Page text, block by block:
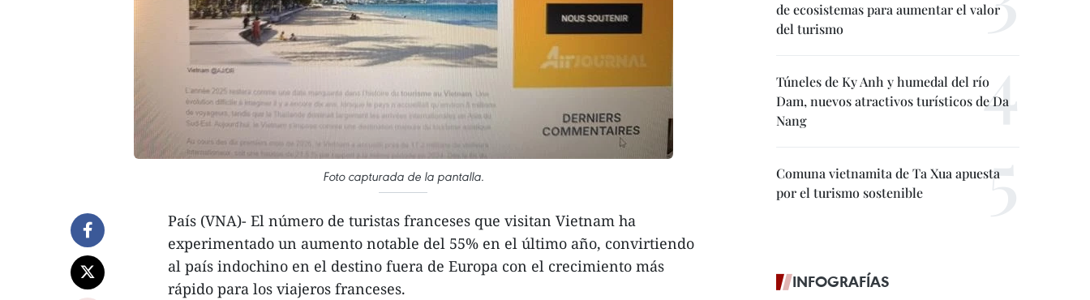
Foto capturada de la pantalla.
País (VNA)- El número de turistas franceses que visitan Vietnam ha
experimentado un aumento notable del 55% en el último año, convirtiendo
al país indochino en el destino fuera de Europa con el crecimiento más
rápido para los viajeros franceses.
de ecosistemas para aumentar el valor
del turismo
Túneles de Ky Anh y humedal del río
Dam, nuevos atractivos turísticos de Da
Nang
Comuna vietnamita de Ta Xua apuesta
por el turismo sostenible
INFOGRAFÍAS